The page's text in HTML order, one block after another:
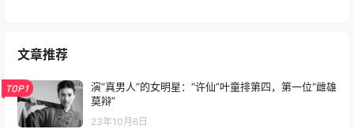
文章推荐
TOP1
演“真男人”的女明星：“许仙”叶童排第四，第一位“雌雄
莫辩”
23年10月6日